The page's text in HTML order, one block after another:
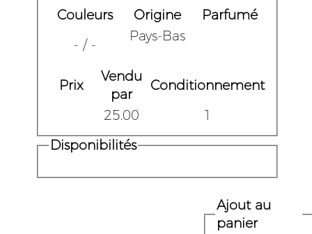
Couleurs
Origine
Parfumé
- / -
Pays-Bas
Prix
Vendu
par
Conditionnement
25.00
1
Disponibilités
Ajout au
panier